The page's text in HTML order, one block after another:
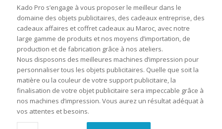
Kado Pro s’engage à vous proposer le meilleur dans le
domaine des objets publicitaires, des cadeaux entreprise, des
cadeaux affaires et coffret cadeaux au Maroc, avec notre
large gamme de produits et nos moyens d’importation, de
production et de fabrication grâce à nos ateliers.
Nous disposons des meilleures machines d’impression pour
personnaliser tous les objets publicitaires. Quelle que soit la
matière ou la couleur de votre support publicitaire, la
finalisation de votre objet publicitaire sera impeccable grâce à
nos machines d’impression. Vous aurez un résultat adéquat à
vos attentes et besoins.